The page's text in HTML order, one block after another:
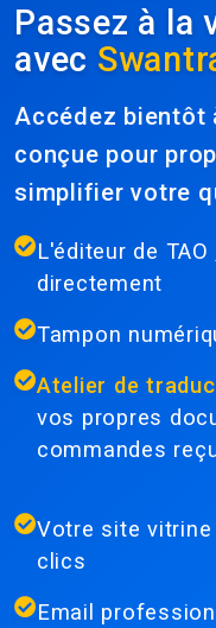
Passez à la
avec
Accédez bientôt
conçue pour
simplifier votre
L'éditeur de TAO
directement
Tampon
Atelier de
vos propres
commandes
Votre site vitrine
clics
Email